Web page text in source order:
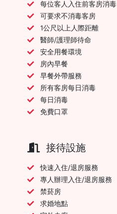
每位客人入住前客房消毒
可要求不消毒客房
1公尺以上人際距離
醫師/護理師待命
安全用餐環境
房內早餐
早餐外帶服務
所有客房每日消毒
每日消毒
免費口罩
接待設施
快速入住/退房服務
專人辦理入住/退房服務
禁菸房
求婚地點